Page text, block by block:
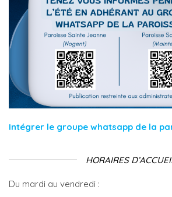
Intégrer le groupe whatsapp de la
HORAIRES
Du mardi au vendredi :